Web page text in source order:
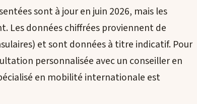
sont à jour en juin 2026, mais les
Les données chiffrées proviennent de
et sont données à titre indicatif. Pour
personnalisée avec un conseiller en
en mobilité internationale est